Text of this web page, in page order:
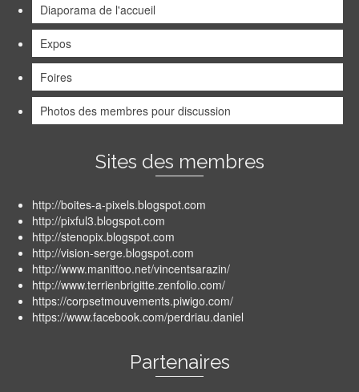
Diaporama de l'accueil
Expos
Foires
Photos des membres pour discussion
Sites des membres
http://boites-a-pixels.blogspot.com
http://pixful3.blogspot.com
http://stenopix.blogspot.com
http://vision-serge.blogspot.com
http://www.manittoo.net/vincentsarazin/
http://www.terrienbrigitte.zenfolio.com/
https://corpsetmouvements.piwigo.com/
https://www.facebook.com/perdriau.daniel
Partenaires